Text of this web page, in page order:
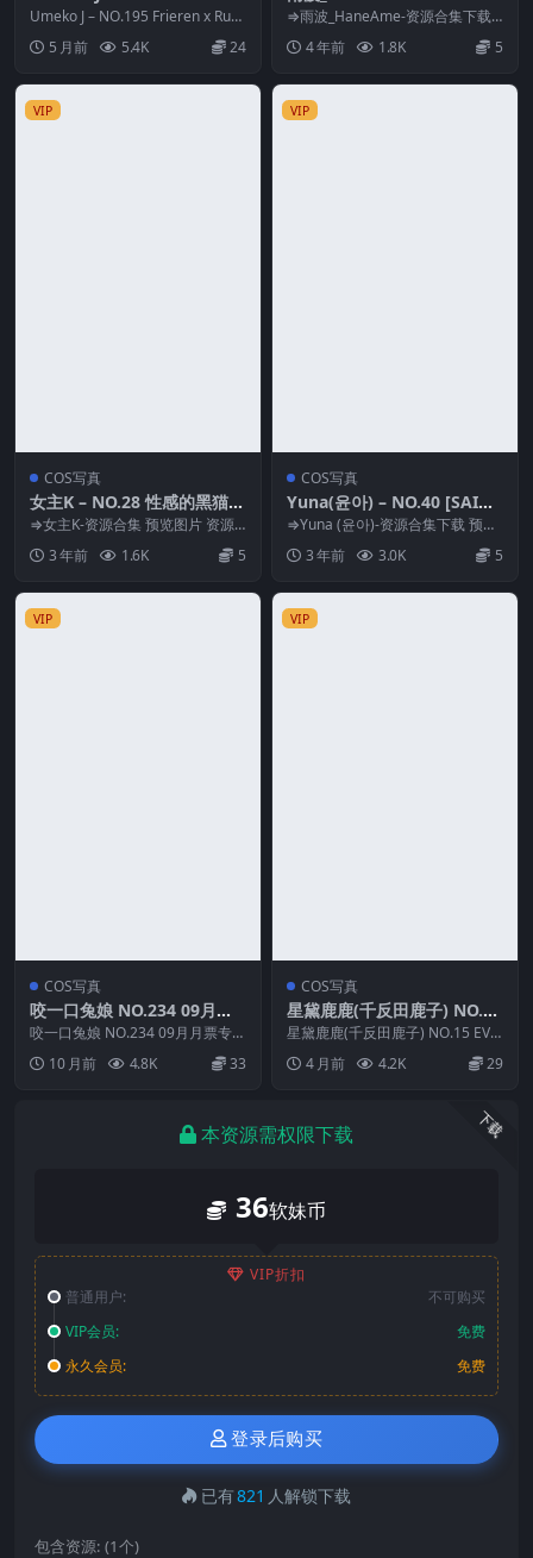
x Rukkhadevata outfit「F
rieren Beyond Journey’s E
nd」
Umeko J – NO.195 Frieren x Rukk
5 月前 5.4K 24
gir [Azur Lane] Azur Lane
Agir [43P-213MB]
⇒雨波_HaneAme-资源合集下载
称」：雨波_H...
4 年前 1.8K 5
VIP
COS写真
女主K – NO.28 性感的黑猫[8
0P-270M]
⇒女主K-资源合集 预览图片 资源
简介 「资源名称」：女主K – NO.2
8 性...3 年前 1.6K 5
VIP
COS写真
Yuna(윤아) – NO.40 [SAINT
Photolife] No.38 Yuna’s W
onderland[66P-280M]
⇒Yuna (윤아)-资源合集下载 预览
图片 资源简介 「资源名称」：Yu
na(...3 年前 3.0K 5
VIP
COS写真
咬一口兔娘 NO.234 09月月
票专属特典-私房厨娘
咬一口兔娘 NO.234 09月月票专属
特典-私房厨娘 资源简介 「资源名
称」：...
10 月前 4.8K 33
VIP
COS写真
星黛鹿鹿(千反田鹿子) NO.15
EVA 绫波丽 花嫁
星黛鹿鹿(千反田鹿子) NO.15 EVA
绫波丽 花嫁 资源简介 「资源名
称」...4 月前 4.2K 29
下载
本资源需权限下载
36软妹币
VIP折扣
普通用户:
不可购买
VIP会员:
免费
永久会员:
免费
登录后购买
已有821 人解锁下载
包含资源: (1个)